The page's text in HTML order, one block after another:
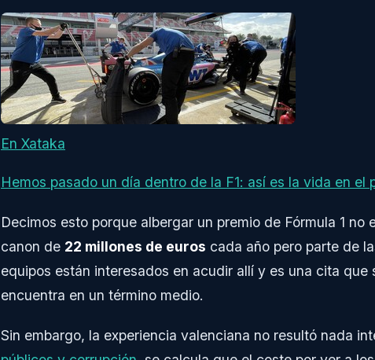
En Xataka
Hemos pasado un día dentro de la F1: así es la vida en
Decimos esto porque albergar un premio de Fórmula 1
canon de 22 millones de euros cada año pero parte de
equipos están interesados en acudir allí y es una cita
encuentra en un término medio.
Sin embargo, la experiencia valenciana no resultó nada